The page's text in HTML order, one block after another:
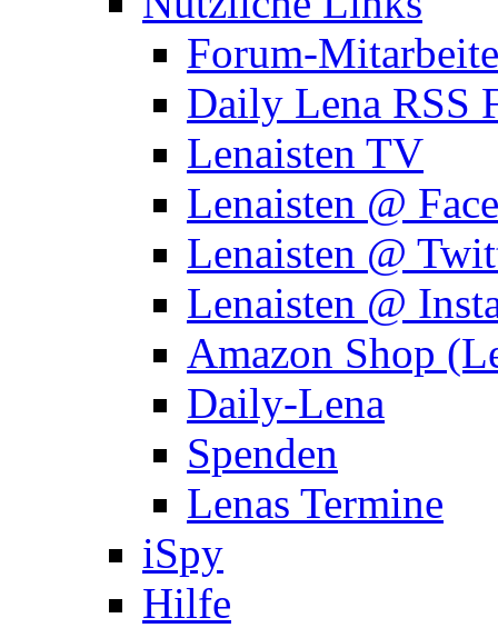
Forum-
Daily Lena RSS
Lenaisten TV
Lenaisten @
Lenaisten @
Lenaisten @
Amazon Shop
Daily-Lena
Spenden
Lenas Termine
iSpy
Hilfe